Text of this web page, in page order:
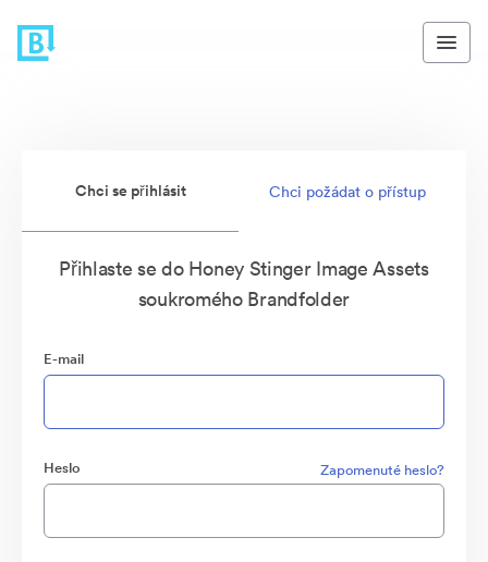
Chci se přihlásit Chci požádat o přístup
Přihlaste se do Honey Stinger Image Assets
soukromého Brandfolder
E-mail
Heslo Zapomenuté heslo?